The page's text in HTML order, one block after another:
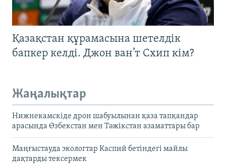
Қазақстан құрамасына шетелдік
бапкер келді. Джон ван’т Схип кім?
Жаңалықтар
Нижнекамскіде дрон шабуылынан қаза тапқандар
арасында Өзбекстан мен Тәжікстан азаматтары бар
Маңғыстауда экологтар Каспий бетіндегі майлы
дақтарды тексермек